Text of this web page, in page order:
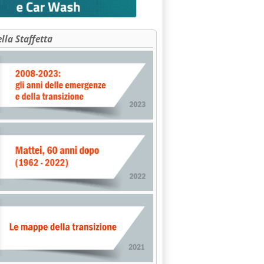
quote bioetanolo 2009, le istruzioni delle
Staffetta